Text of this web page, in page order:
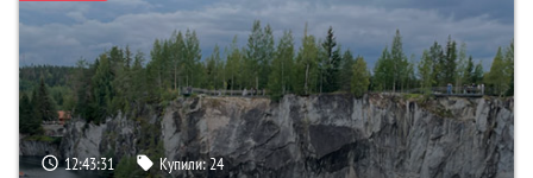
12:43:30 Купили:24